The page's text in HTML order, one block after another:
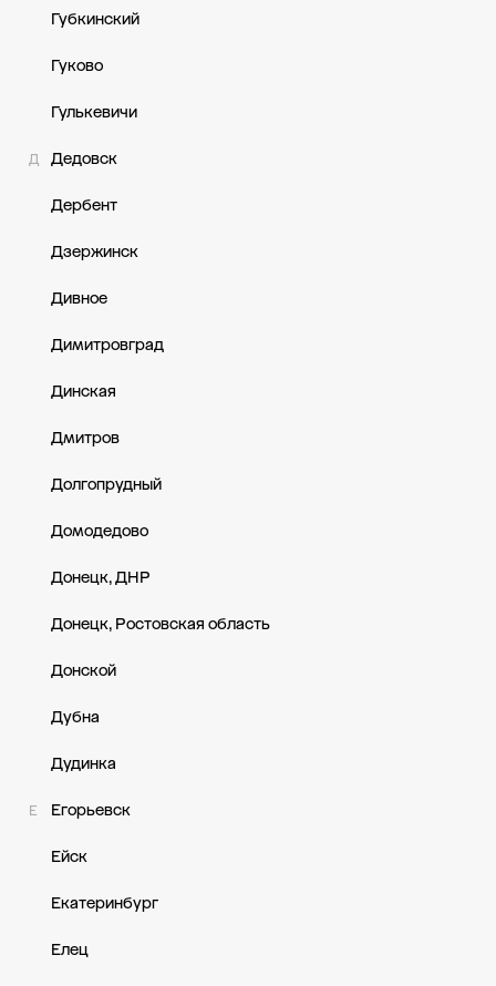
Губкинский
Гуково
Гулькевичи
Д Дедовск
Дербент
Дзержинск
Дивное
Димитровград
Динская
Дмитров
Долгопрудный
Домодедово
Донецк, ДНР
Донецк, Ростовская область
Донской
Дубна
Дудинка
Е Егорьевск
Ейск
Екатеринбург
Елец